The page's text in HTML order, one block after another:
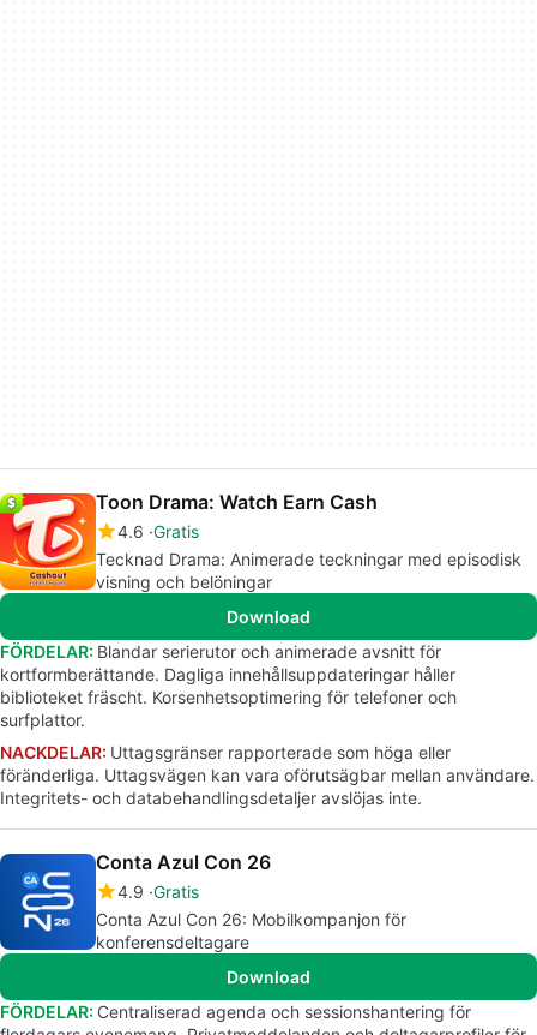
Toon Drama: Watch Earn Cash
4.6 Gratis
Tecknad Drama: Animerade teckningar med episodisk
visning och belöningar
Download
FÖRDELAR: Blandar serierutor och animerade avsnitt för
kortformberättande. Dagliga innehållsuppdateringar håller
biblioteket fräscht. Korsenhetsoptimering för telefoner och
surfplattor.
NACKDELAR: Uttagsgränser rapporterade som höga eller
föränderliga. Uttagsvägen kan vara oförutsägbar mellan användare.
Integritets- och databehandlingsdetaljer avslöjas inte.
Conta Azul Con 26
4.9 Gratis
Conta Azul Con 26: Mobilkompanjon för
konferensdeltagare
Download
FÖRDELAR: Centraliserad agenda och sessionshantering för